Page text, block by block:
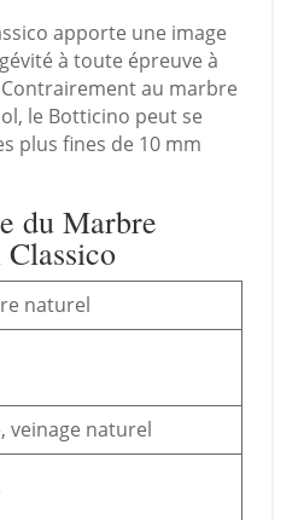
apporte une image
à toute épreuve à
au marbre
le Botticino peut se
plus fines de 10 mm
du Marbre
naturel
veinage naturel